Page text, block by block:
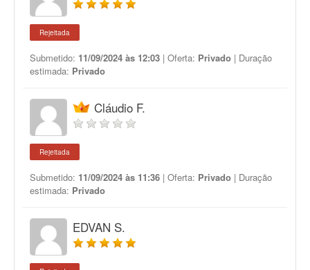
Rejeitada
Submetido: 11/09/2024 às 12:03 | Oferta: Privado | Duração
estimada: Privado
Cláudio F.
Rejeitada
Submetido: 11/09/2024 às 11:36 | Oferta: Privado | Duração
estimada: Privado
EDVAN S.